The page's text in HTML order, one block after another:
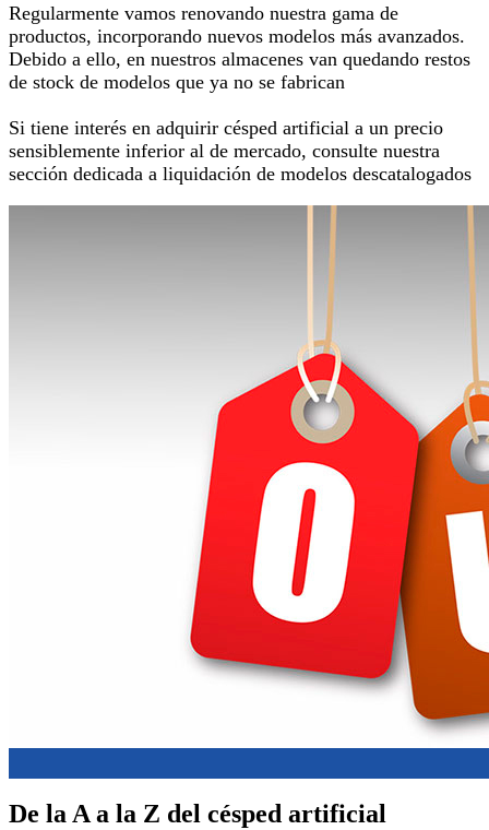
Regularmente vamos renovando nuestra gama de
productos, incorporando nuevos modelos más avanzados.
Debido a ello, en nuestros almacenes van quedando restos
de stock de modelos que ya no se fabrican
Si tiene interés en adquirir césped artificial a un precio
sensiblemente inferior al de mercado, consulte nuestra
sección dedicada a liquidación de modelos descatalogados
De la A a la Z del césped artificial